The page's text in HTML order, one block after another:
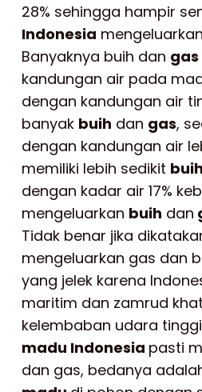
28% sehingga hampir
Indonesia mengeluarkan
Banyaknya buih dan gas
kandungan air pada
dengan kandungan air
banyak buih dan gas,
dengan kandungan air
memiliki lebih sedikit buih
dengan kadar air 17%
mengeluarkan buih dan
Tidak benar jika
mengeluarkan gas dan
yang jelek karena
maritim dan zamrud
kelembaban udara
madu Indonesia pasti
dan gas, bedanya